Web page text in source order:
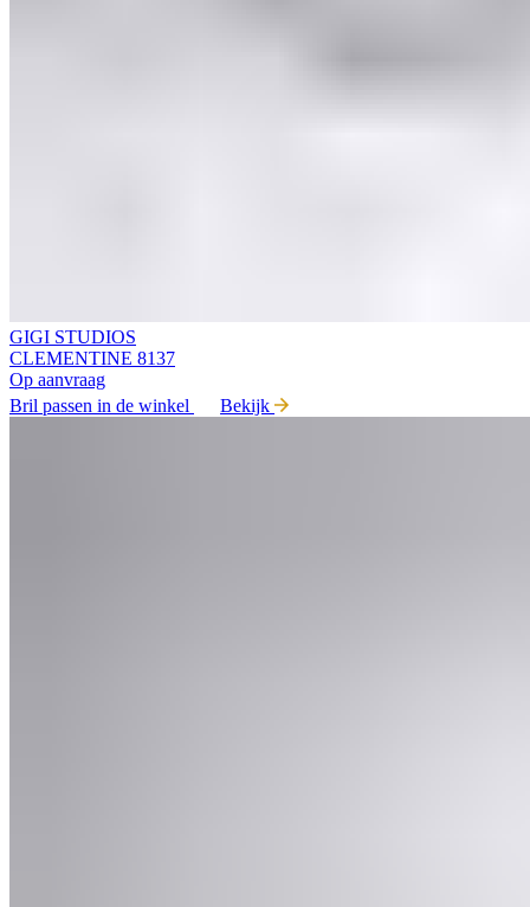
GIGI STUDIOS
CLEMENTINE 8137
Op aanvraag
Bril passen in de winkel
Bekijk